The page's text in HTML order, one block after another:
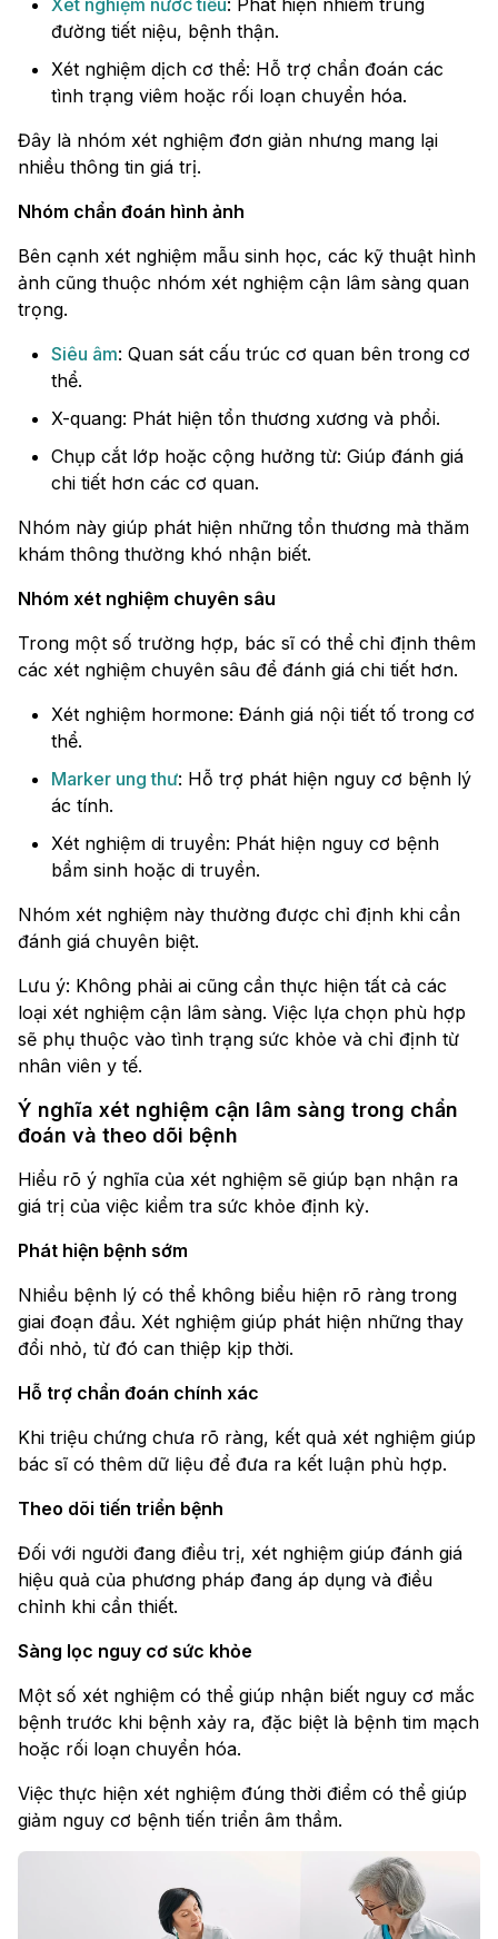
Xét nghiệm nước tiểu: Phát hiện nhiễm trùng
đường tiết niệu, bệnh thận.
Xét nghiệm dịch cơ thể: Hỗ trợ chẩn đoán các
tình trạng viêm hoặc rối loạn chuyển hóa.
Đây là nhóm xét nghiệm đơn giản nhưng mang lại
nhiều thông tin giá trị.
Nhóm chẩn đoán hình ảnh
Bên cạnh xét nghiệm mẫu sinh học, các kỹ thuật hình
ảnh cũng thuộc nhóm xét nghiệm cận lâm sàng quan
trọng.
Siêu âm: Quan sát cấu trúc cơ quan bên trong cơ
thể.
X-quang: Phát hiện tổn thương xương và phổi.
Chụp cắt lớp hoặc cộng hưởng từ: Giúp đánh giá
chi tiết hơn các cơ quan.
Nhóm này giúp phát hiện những tổn thương mà thăm
khám thông thường khó nhận biết.
Nhóm xét nghiệm chuyên sâu
Trong một số trường hợp, bác sĩ có thể chỉ định thêm
các xét nghiệm chuyên sâu để đánh giá chi tiết hơn.
Xét nghiệm hormone: Đánh giá nội tiết tố trong cơ
thể.
Marker ung thư: Hỗ trợ phát hiện nguy cơ bệnh lý
ác tính.
Xét nghiệm di truyền: Phát hiện nguy cơ bệnh
bẩm sinh hoặc di truyền.
Nhóm xét nghiệm này thường được chỉ định khi cần
đánh giá chuyên biệt.
Lưu ý: Không phải ai cũng cần thực hiện tất cả các
loại xét nghiệm cận lâm sàng. Việc lựa chọn phù hợp
sẽ phụ thuộc vào tình trạng sức khỏe và chỉ định từ
nhân viên y tế.
Ý nghĩa xét nghiệm cận lâm sàng trong chẩn
đoán và theo dõi bệnh
Hiểu rõ ý nghĩa của xét nghiệm sẽ giúp bạn nhận ra
giá trị của việc kiểm tra sức khỏe định kỳ.
Phát hiện bệnh sớm
Nhiều bệnh lý có thể không biểu hiện rõ ràng trong
giai đoạn đầu. Xét nghiệm giúp phát hiện những thay
đổi nhỏ, từ đó can thiệp kịp thời.
Hỗ trợ chẩn đoán chính xác
Khi triệu chứng chưa rõ ràng, kết quả xét nghiệm giúp
bác sĩ có thêm dữ liệu để đưa ra kết luận phù hợp.
Theo dõi tiến triển bệnh
Đối với người đang điều trị, xét nghiệm giúp đánh giá
hiệu quả của phương pháp đang áp dụng và điều
chỉnh khi cần thiết.
Sàng lọc nguy cơ sức khỏe
Một số xét nghiệm có thể giúp nhận biết nguy cơ mắc
bệnh trước khi bệnh xảy ra, đặc biệt là bệnh tim mạch
hoặc rối loạn chuyển hóa.
Việc thực hiện xét nghiệm đúng thời điểm có thể giúp
giảm nguy cơ bệnh tiến triển âm thầm.